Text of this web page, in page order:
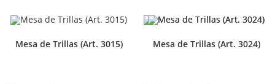
Mesa de Trillas (Art. 3015) Mesa de Trillas (Art. 3024)